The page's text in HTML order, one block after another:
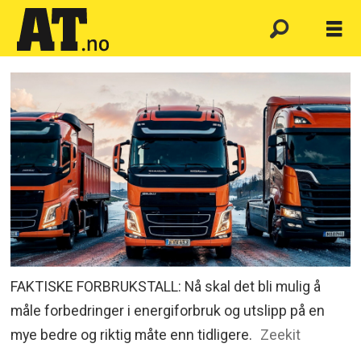
FAKTISKE FORBRUKSTALL: Nå skal det bli mulig å
måle forbedringer i energiforbruk og utslipp på en
mye bedre og riktig måte enn tidligere. Zeekit